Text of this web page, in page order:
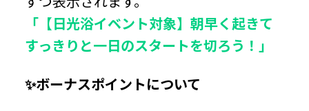
「【日光浴イベント対象】朝早く起きて
すっきりと一日のスタートを切ろう！」
✨ボーナスポイントについて